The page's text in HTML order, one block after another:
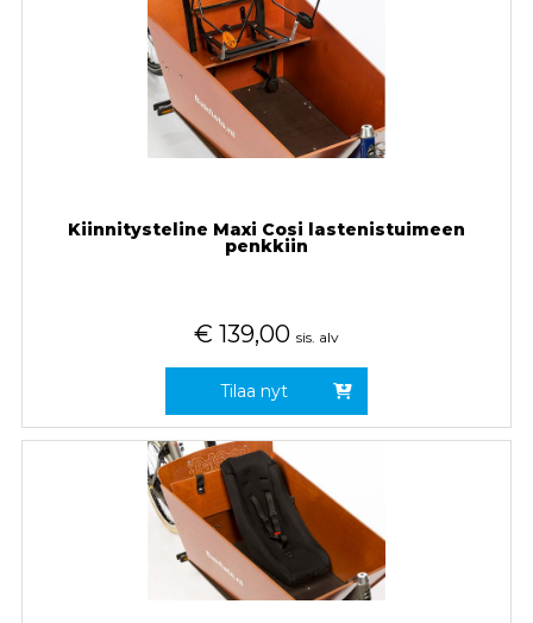
Kiinnitysteline Maxi Cosi lastenistuimeen
penkkiin
€ 139,00 sis. alv
Tilaa nyt